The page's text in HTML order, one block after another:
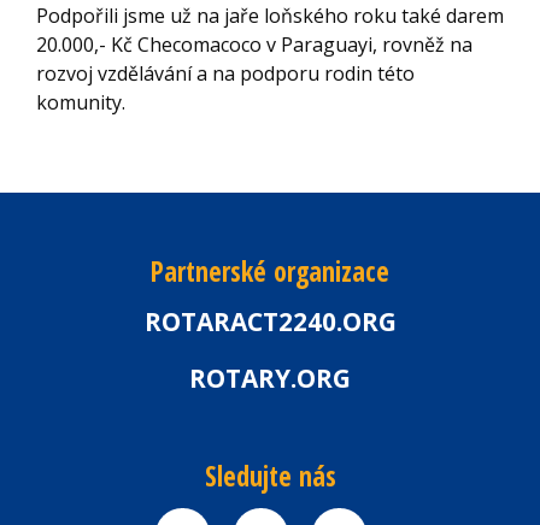
Podpořili jsme už na jaře loňského roku také darem
20.000,- Kč Checomacoco v Paraguayi, rovněž na
rozvoj vzdělávání a na podporu rodin této
komunity.
Partnerské organizace
ROTARACT2240.ORG
ROTARY.ORG
Sledujte nás